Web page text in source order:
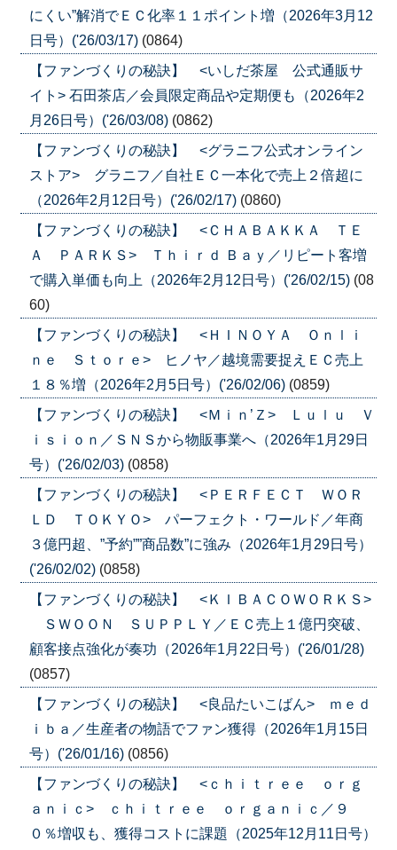
にくい”解消でＥＣ化率１１ポイント増（2026年3月12
日号）('26/03/17) (0864)
【ファンづくりの秘訣】 <いしだ茶屋 公式通販サ
イト> 石田茶店／会員限定商品や定期便も（2026年2
月26日号）('26/03/08) (0862)
【ファンづくりの秘訣】 <グラニフ公式オンライン
ストア> グラニフ／自社ＥＣ一本化で売上２倍超に
（2026年2月12日号）('26/02/17) (0860)
【ファンづくりの秘訣】 <ＣＨＡＢＡＫＫＡ ＴＥ
Ａ ＰＡＲＫＳ> Ｔｈｉｒｄ Ｂａｙ／リピート客増
で購入単価も向上（2026年2月12日号）('26/02/15) (08
60)
【ファンづくりの秘訣】 <ＨＩＮＯＹＡ Ｏｎｌｉ
ｎｅ Ｓｔｏｒｅ> ヒノヤ／越境需要捉えＥＣ売上
１８％増（2026年2月5日号）('26/02/06) (0859)
【ファンづくりの秘訣】 <Ｍｉｎ’Ｚ> Ｌｕｌｕ Ｖ
ｉｓｉｏｎ／ＳＮＳから物販事業へ（2026年1月29日
号）('26/02/03) (0858)
【ファンづくりの秘訣】 <ＰＥＲＦＥＣＴ ＷＯＲ
ＬＤ ＴＯＫＹＯ> パーフェクト・ワールド／年商
３億円超、”予約””商品数”に強み（2026年1月29日号）
('26/02/02) (0858)
【ファンづくりの秘訣】 <ＫＩＢＡＣＯＷＯＲＫＳ>
ＳＷＯＯＮ ＳＵＰＰＬＹ／ＥＣ売上１億円突破、
顧客接点強化が奏功（2026年1月22日号）('26/01/28)
(0857)
【ファンづくりの秘訣】 <良品たいこばん> ｍｅｄ
ｉｂａ／生産者の物語でファン獲得（2026年1月15日
号）('26/01/16) (0856)
【ファンづくりの秘訣】 <ｃｈｉｔｒｅｅ ｏｒｇ
ａｎｉｃ> ｃｈｉｔｒｅｅ ｏｒｇａｎｉｃ／９
０％増収も、獲得コストに課題（2025年12月11日号）